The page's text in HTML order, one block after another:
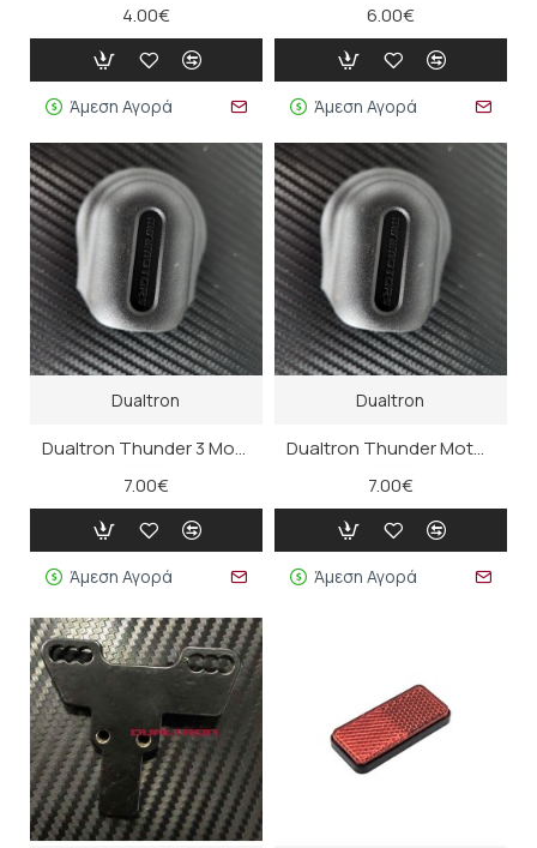
4.00€
Άμεση Αγορά
6.00€
Άμεση Αγορά
Dualtron
Dualtron Thunder 3 Motor Nut Cover (Brake Side)
7.00€
Άμεση Αγορά
Dualtron
Dualtron Thunder Motor Nut Cover (βραχίονας)
7.00€
Άμεση Αγορά